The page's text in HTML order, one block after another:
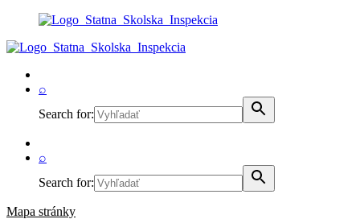
⌕
Search for:
⌕
Search for:
Mapa stránky